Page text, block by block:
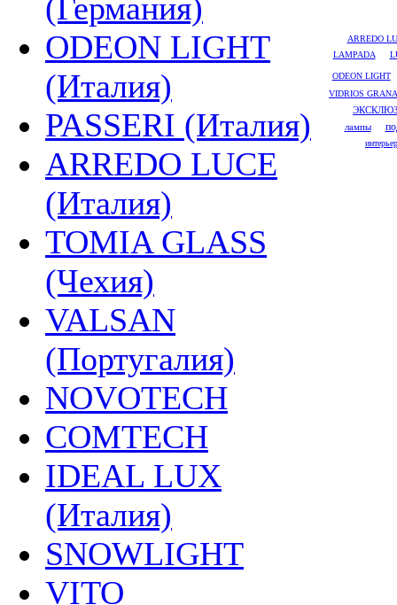
(Германия)
ODEON LIGHT
(Италия)
PASSERI (Италия)
ARREDO LUCE
(Италия)
TOMIA GLASS
(Чехия)
VALSAN
(Португалия)
NOVOTECH
COMTECH
IDEAL LUX
(Италия)
SNOWLIGHT
VITO
ARREDO
LAMPADA
ODEON LIGHT
VIDRIOS
лампы